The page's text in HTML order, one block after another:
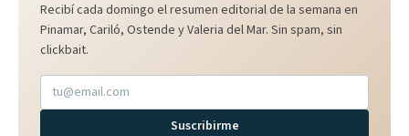
Recibí cada domingo el resumen editorial de la semana en
Pinamar, Cariló, Ostende y Valeria del Mar. Sin spam, sin
clickbait.
Suscribirme